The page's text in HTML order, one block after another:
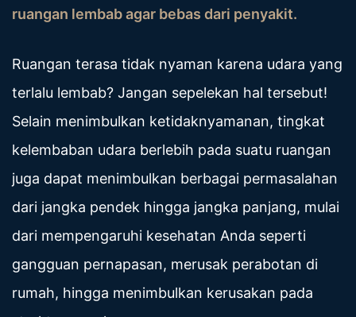
ruangan lembab agar bebas dari penyakit.
Ruangan terasa tidak nyaman karena udara yang
terlalu lembab? Jangan sepelekan hal tersebut!
Selain menimbulkan ketidaknyamanan, tingkat
kelembaban udara berlebih pada suatu ruangan
juga dapat menimbulkan berbagai permasalahan
dari jangka pendek hingga jangka panjang, mulai
dari mempengaruhi kesehatan Anda seperti
gangguan pernapasan, merusak perabotan di
rumah, hingga menimbulkan kerusakan pada